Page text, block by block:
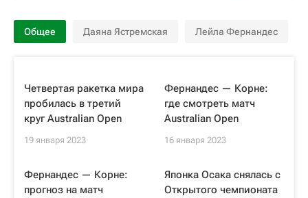
Общее Даяна Ястремская Лейла Фернандес
Четвертая ракетка мира
пробилась в третий
круг Australian Open
19 января 2023
Фернандес — Корне:
где смотреть матч
Australian Open
16 января 2023
Фернандес — Корне:
прогноз на матч
Японка Осака снялась с
Открытого чемпионата